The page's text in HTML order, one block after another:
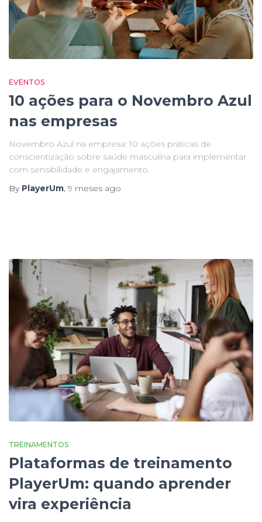
EVENTOS
10 ações para o Novembro Azul
nas empresas
Novembro Azul na empresa: 10 ações práticas de
conscientização sobre saúde masculina para implementar
com sensibilidade e engajamento.
By PlayerUm, 9 meses ago
TREINAMENTOS
Plataformas de treinamento
PlayerUm: quando aprender
vira experiência